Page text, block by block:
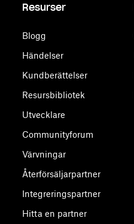
Resurser
Blogg
Händelser
Kundberättelser
Resursbibliotek
Utvecklare
Communityforum
Värvningar
Återförsäljarpartner
Integreringspartner
Hitta en partner